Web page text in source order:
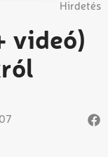
Hirdetés
videó)